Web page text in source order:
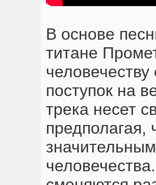
В основе
титане
человечеству
поступок на
трека несет
предполагая,